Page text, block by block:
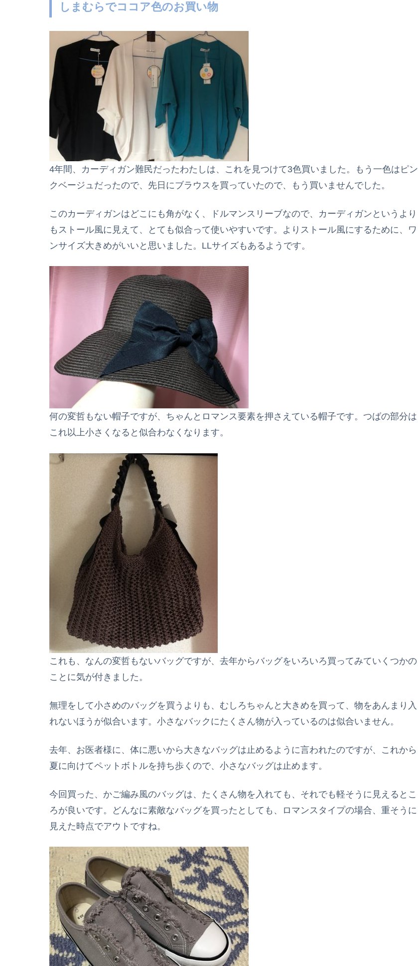
しまむらでココア色のお買い物
4年間、カーディガン難民だったわたしは、これを見つけて3色買いました。もう一色はピン
クベージュだったので、先日にブラウスを買っていたので、もう買いませんでした。
このカーディガンはどこにも角がなく、ドルマンスリーブなので、 カーディガンというより
もストール風に見えて、とても似合って使いやすいです。よりストール風にするために、ワ
ンサイズ大きめがいいと思いました。LLサイズもあるようです。
何の変哲もない帽子ですが、ちゃんとロマンス要素を押さえている帽子です。つばの部分は
これ以上小さくなると似合わなくなります。
これも、なんの変哲もないバッグですが、去年からバッグをいろいろ買ってみていくつかの
ことに気が付きました。
無理をして小さめのバッグを買うよりも、 むしろちゃんと大きめを買って、物をあんまり入
れないほうが似合います。 小さなバックにたくさん物が入っているのは似合いません。
去年、お医者様に、体に悪いから大きなバッグは止めるように言われたのですが、これから
夏に向けてペットボトルを持ち歩くので、小さなバッグは止めます。
今回買った、かご編み風のバッグは、たくさん物を入れても、それでも軽そうに見えるとこ
ろが良いです。
どんなに素敵なバッグを買ったとしても、ロマンスタイプの場合、重そうに
見えた時点でアウト ですね。